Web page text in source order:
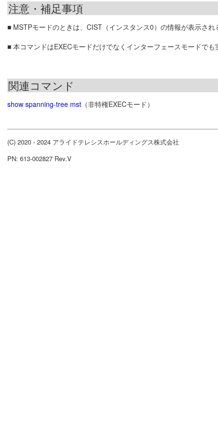
注意・補足事項
■ MSTPモードのときは、CIST（インスタンス0）の情報が表示され
■ 本コマンドはEXECモードだけでなくインターフェースモードでも
関連コマンド
show spanning-tree mst （非特権EXECモード）
(C) 2020 - 2024 アライドテレシスホールディングス株式会社
PN: 613-002827 Rev.V